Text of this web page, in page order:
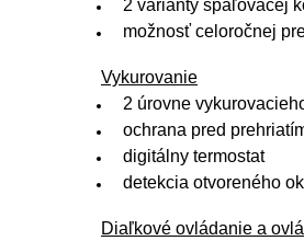
2 varianty spaľovacej
možnosť celoročnej
Vykurovanie
2 úrovne
ochrana pred
digitálny termostat
detekcia otvoreného
Diaľkové ovládanie a